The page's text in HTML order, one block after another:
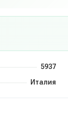
5937
Италия